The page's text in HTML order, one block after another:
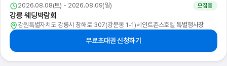
2026.08.08(토) - 2026.08.09(일) 모집중
강릉 웨딩박람회
강원특별자치도 강릉시 창해로 307(강문동 1-1)세인트존스호텔 특별행사장
무료초대권 신청하기